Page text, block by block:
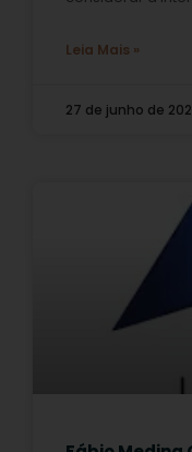
Leia Mais »
27 de junho de